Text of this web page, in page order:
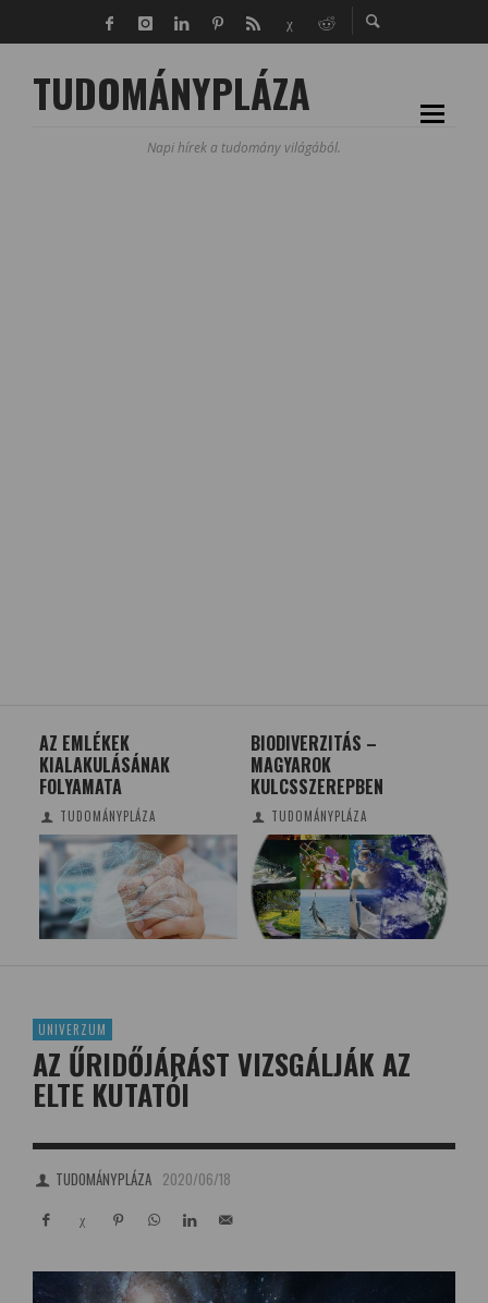
TUDOMÁNYPLÁZA
Napi hírek a tudomány világából.
BIODIVERZITÁS –
MAGYAROK
KULCSSZEREPBEN
TUDOMÁNYPLÁZA
MIT LEHET TUDNI A
PFIZER/BIONTECH
VAKCINÁRÓL?
TUDOMÁNYPLÁZA
UNIVERZUM
AZ ŰRIDŐJÁRÁST VIZSGÁLJÁK AZ
ELTE KUTATÓI
TUDOMÁNYPLÁZA 2020/06/18